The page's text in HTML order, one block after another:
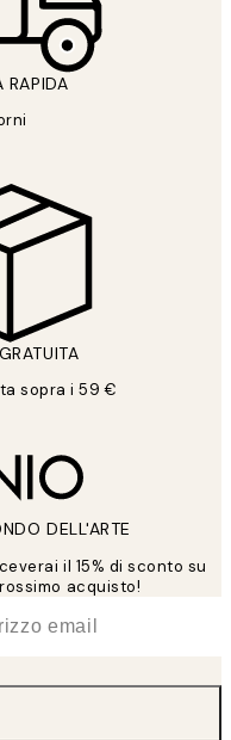
RAPIDA
sopra i 59 €
DELL'ARTE
il 15% di sconto su
acquisto!